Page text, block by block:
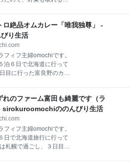
０ 琺瑯ケトルは熱伝導
そうです。 家は年中麦茶
ない）、麦茶作りに良さ
ィングスが経営するチェ
でよく見かけます。 し
って、豚肉のみや豚と
のコースが選べます。 今
コース＋寿司食べ放題に
で値段が違います） 一
と、すき焼き出汁があり
、すき焼き出汁も良いか
類は豊富で、白菜・小松
ロ絶品オムカレー「唯我独尊」 -
り生活
フィフ主婦omochiです。
泊６日で北海道に行って
目に行った富良野のカレ
ぶエリアがあって、何だ
のお店がありました。 周
放っいて、行けばすぐ
は店主のかたが自分で建
味のある面白いお店。 入
がありました。 ワイル
れのファーム富田も綺麗です（ラ
sirokuroomochiののんびり生活
フィフ主婦omochiです。
日で北海道旅行に行って
札幌で過ごし、３日目は